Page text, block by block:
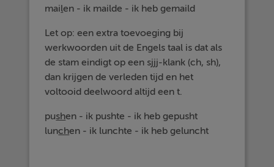
mailen - ik mailde - ik heb gemaild
Let op: een extra toevoeging bij
werkwoorden uit de Engels taal is dat als
de stam eindigt op een sjjj-klank (ch, sh),
dan krijgen de verleden tijd en het
voltooid deelwoord altijd een t.
pushen - ik pushte - ik heb gepusht
lunchen - ik lunchte - ik heb geluncht